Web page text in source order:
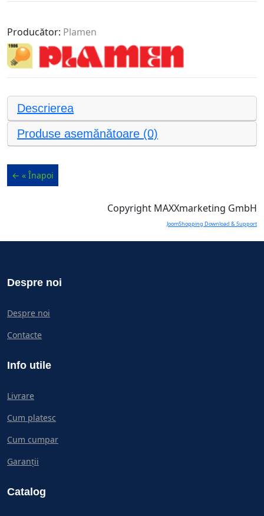
Producător: Plamen
Descrierea
Produse asemănătoare (0)
Copyright MAXXmarketing GmbH
JoomShopping Download & Support
Despre noi
Despre noi
Contacte
Info utile
Livrare
Cum platesc
Cum cumpar
Garanții
Catalog